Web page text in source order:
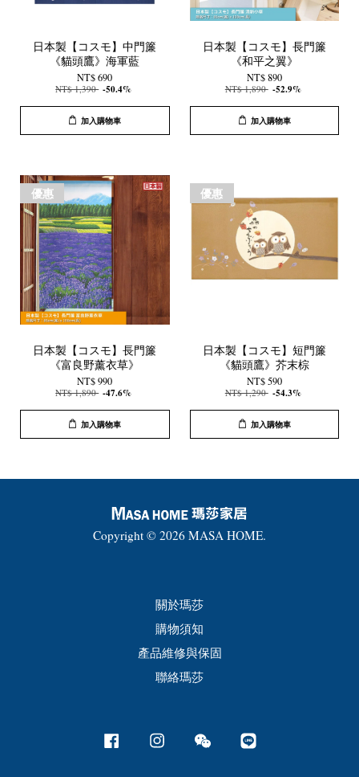
日本製【コスモ】中門簾
《貓頭鷹》海軍藍
NT$ 690
NT$ 1,390 -50.4%
加入購物車
日本製【コスモ】長門簾
《和平之翼》
NT$ 890
NT$ 1,890 -52.9%
加入購物車
優惠
日本製【コスモ】長門簾
《富良野薰衣草》
NT$ 990
NT$ 1,890 -47.6%
加入購物車
優惠
日本製【コスモ】短門簾
《貓頭鷹》芥末棕
NT$ 590
NT$ 1,290 -54.3%
加入購物車
Copyright © 2026 MASA HOME.
關於瑪莎
購物須知
產品維修與保固
聯絡瑪莎
Facebook Instagram Wechat